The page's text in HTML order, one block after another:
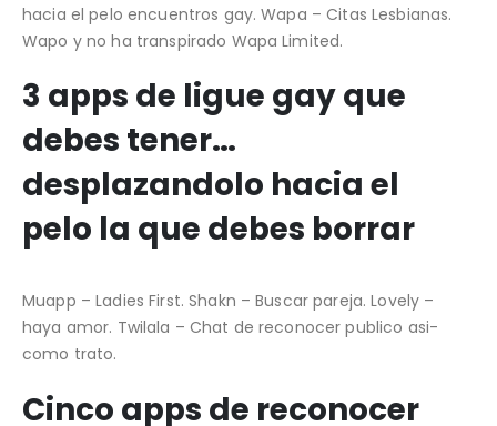
hacia el pelo encuentros gay. Wapa – Citas Lesbianas.
Wapo y no ha transpirado Wapa Limited.
3 apps de ligue gay que
debes tener…
desplazandolo hacia el
pelo la que debes borrar
Muapp – Ladies First. Shakn – Buscar pareja. Lovely –
haya amor. Twilala – Chat de reconocer publico asi­
como trato.
Cinco apps de reconocer